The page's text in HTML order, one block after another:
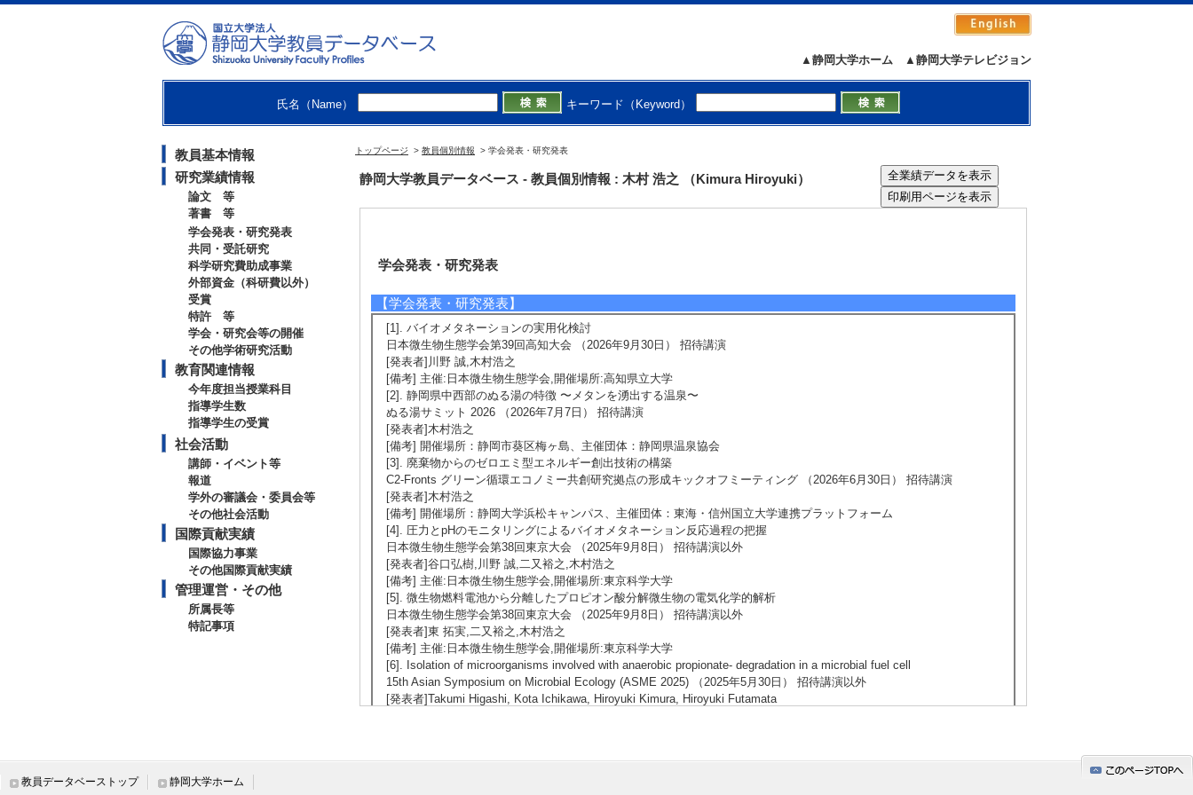
▲静岡大学テレビジョン
▲静岡大学ホーム
氏名（Name） キーワード（Keyword）
教員基本情報
研究業績情報
論文 等
著書 等
学会発表・研究発表
共同・受託研究
科学研究費助成事業
外部資金（科研費以外）
受賞
特許 等
学会・研究会等の開催
その他学術研究活動
教育関連情報
今年度担当授業科目
指導学生数
指導学生の受賞
社会活動
講師・イベント等
報道
学外の審議会・委員会等
その他社会活動
国際貢献実績
国際協力事業
その他国際貢献実績
管理運営・その他
所属長等
特記事項
トップページ > 教員個別情報 > 学会発表・研究発表
静岡大学教員データベース - 教員個別情報 : 木村 浩之 （Kimura Hiroyuki）
学会発表・研究発表
【学会発表・研究発表】
[1]. バイオメタネーションの実用化検討
日本微生物生態学会第39回高知大会 （2026年9月30日） 招待講演
[発表者]川野 誠,木村浩之
[備考] 主催:日本微生物生態学会,開催場所:高知県立大学
[2]. 静岡県中西部のぬる湯の特徴 〜メタンを湧出する温泉〜
ぬる湯サミット 2026 （2026年7月7日） 招待講演
[発表者]木村浩之
[備考] 開催場所：静岡市葵区梅ヶ島、主催団体：静岡県温泉協会
[3]. 廃棄物からのゼロエミ型エネルギー創出技術の構築
C2-Fronts グリーン循環エコノミー共創研究拠点の形成キックオフミーティング （2026年6月30日） 招待講演
[発表者]木村浩之
[備考] 開催場所：静岡大学浜松キャンパス、主催団体：東海・信州国立大学連携プラットフォーム
[4]. 圧力とpHのモニタリングによるバイオメタネーション反応過程の把握
日本微生物生態学会第38回東京大会 （2025年9月8日） 招待講演以外
[発表者]谷口弘樹,川野 誠,二又裕之,木村浩之
[備考] 主催:日本微生物生態学会,開催場所:東京科学大学
[5]. 微生物燃料電池から分離したプロピオン酸分解微生物の電気化学的解析
日本微生物生態学会第38回東京大会 （2025年9月8日） 招待講演以外
[発表者]東 拓実,二又裕之,木村浩之
[備考] 主催:日本微生物生態学会,開催場所:東京科学大学
[6]. Isolation of microorganisms involved with anaerobic propionate- degradation in a microbial fuel cell
15th Asian Symposium on Microbial Ecology (ASME 2025) （2025年5月30日） 招待講演以外
[発表者]Takumi Higashi, Kota Ichikawa, Hiroyuki Kimura, Hiroyuki Futamata
教員データベーストップ 静岡大学ホーム